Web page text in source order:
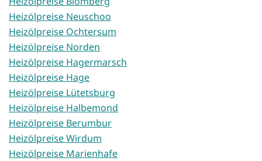
Heizölpreise Neuschoo
Heizölpreise Ochtersum
Heizölpreise Norden
Heizölpreise Hagermarsch
Heizölpreise Hage
Heizölpreise Lütetsburg
Heizölpreise Halbemond
Heizölpreise Berumbur
Heizölpreise Wirdum
Heizölpreise Marienhafe